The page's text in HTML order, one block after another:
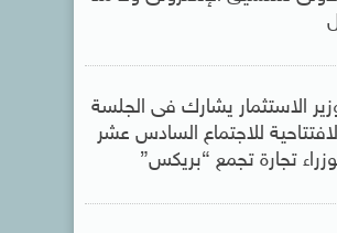
الاستثمار يشارك فى الجلسة
للاجتماع السادس عشر
تجارة تجمع “بريكس”